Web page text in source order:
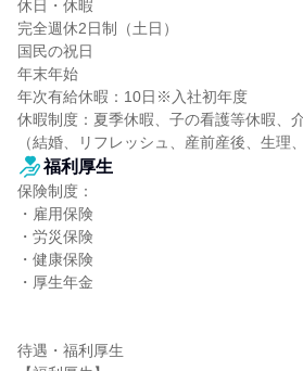
休日・休暇
完全週休2日制（土日）
国民の祝日
年末年始
年次有給休暇：10日※入社初年度
休暇制度：夏季休暇、子の看護等休暇、
（結婚、リフレッシュ、産前産後、生理
福利厚生
保険制度：
・雇用保険
・労災保険
・健康保険
・厚生年金
待遇・福利厚生